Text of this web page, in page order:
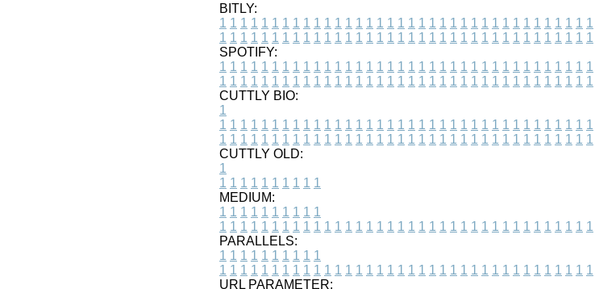
BITLY:
1 1 1 1 1 1 1 1 1 1 1 1 1 1 1 1 1 1 1 1 1 1 1 1 1 1 1 1 1 1 1 1 1 1 1 1
1 1 1 1 1 1 1 1 1 1 1 1 1 1 1 1 1 1 1 1 1 1 1 1 1 1 1 1 1 1 1 1 1 1 1 1
SPOTIFY:
1 1 1 1 1 1 1 1 1 1 1 1 1 1 1 1 1 1 1 1 1 1 1 1 1 1 1 1 1 1 1 1 1 1 1 1
1 1 1 1 1 1 1 1 1 1 1 1 1 1 1 1 1 1 1 1 1 1 1 1 1 1 1 1 1 1 1 1 1 1 1 1
CUTTLY BIO:
1
1 1 1 1 1 1 1 1 1 1 1 1 1 1 1 1 1 1 1 1 1 1 1 1 1 1 1 1 1 1 1 1 1 1 1 1
1 1 1 1 1 1 1 1 1 1 1 1 1 1 1 1 1 1 1 1 1 1 1 1 1 1 1 1 1 1 1 1 1 1 1 1
CUTTLY OLD:
1
1 1 1 1 1 1 1 1 1 1
MEDIUM:
1 1 1 1 1 1 1 1 1 1
1 1 1 1 1 1 1 1 1 1 1 1 1 1 1 1 1 1 1 1 1 1 1 1 1 1 1 1 1 1 1 1 1 1 1 1
PARALLELS:
1 1 1 1 1 1 1 1 1 1
1 1 1 1 1 1 1 1 1 1 1 1 1 1 1 1 1 1 1 1 1 1 1 1 1 1 1 1 1 1 1 1 1 1 1 1
URL PARAMETER: